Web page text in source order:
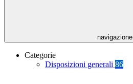
navigazione
Categorie
Disposizioni generali 86